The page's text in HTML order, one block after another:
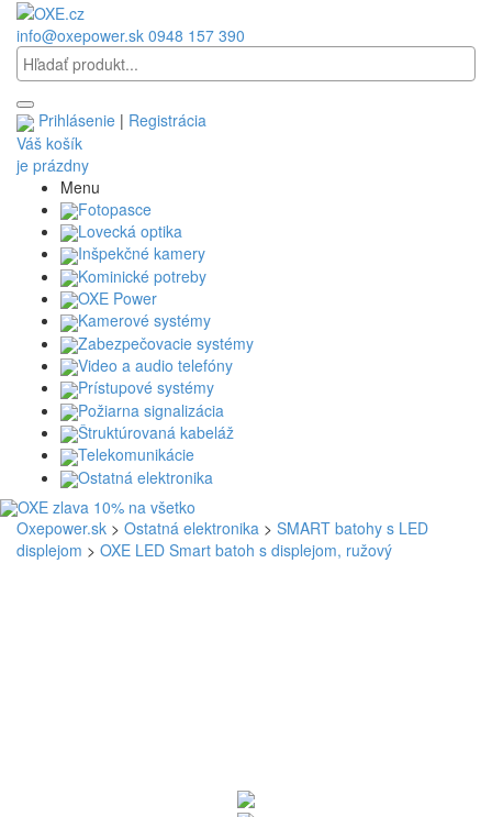
info@oxepower.sk 0948 157 390
Prihlásenie | Registrácia
Váš košík
je prázdny
Menu
Fotopasce
Lovecká optika
Inšpekčné kamery
Kominické potreby
OXE Power
Kamerové systémy
Zabezpečovacie systémy
Video a audio telefóny
Prístupové systémy
Požiarna signalizácia
Štruktúrovaná kabeláž
Telekomunikácie
Ostatná elektronika
Oxepower.sk > Ostatná elektronika > SMART batohy s LED
displejom > OXE LED Smart batoh s displejom, ružový